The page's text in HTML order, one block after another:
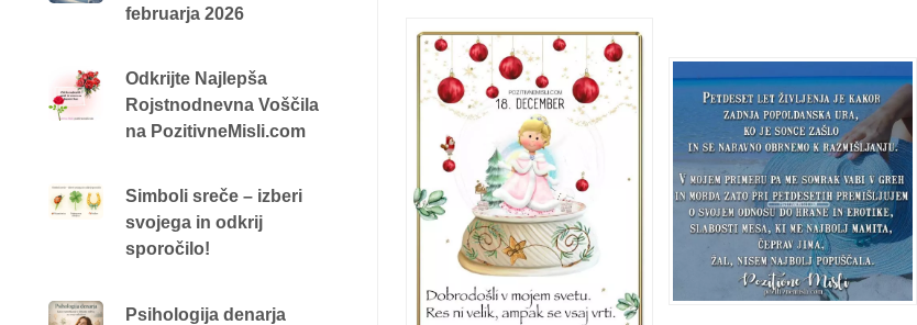
februarja 2026
Odkrijte Najlepša
Rojstnodnevna Voščila
na PozitivneMisli.com
Simboli sreče – izberi
svojega in odkrij
sporočilo!
Psihologija denarja